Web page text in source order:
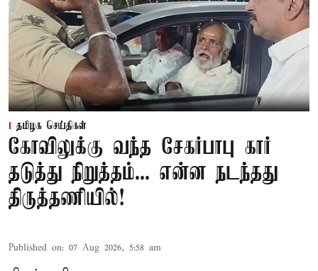
தமிழக செய்திகள்
கோவிலுக்கு வந்த சேகர்பாபு கார்
தடுத்து நிறுத்தம்... என்ன நடந்தது
திருத்தணியில்!
Published on: 07 Aug 2026, 5:58 am